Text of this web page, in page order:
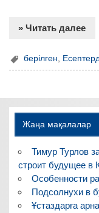
» Читать далее
берілген
Жаңа мақалалар
Тимур Турлов
строит будущее в
Особенности
Подсолнухи в
Ұстаздарға